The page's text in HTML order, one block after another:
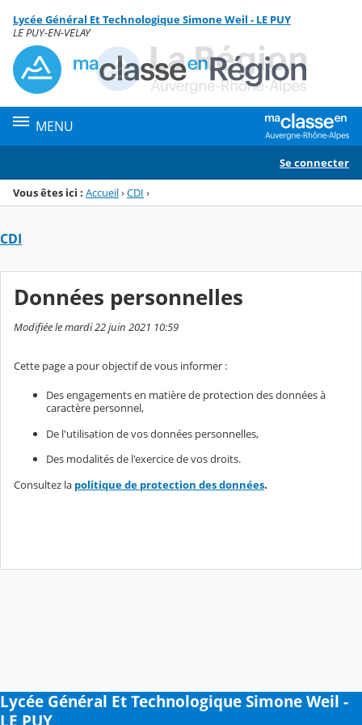
Menu de la rubrique
Contenu
Lycée Général Et Technologique Simone Weil - LE PUY
LE PUY-EN-VELAY
MENU
Se connecter
Vous êtes ici : Accueil›CDI ›
CDI
Données personnelles
Modifiée le mardi 22 juin 2021 10:59
Cette page a pour objectif de vous informer :
Des engagements en matière de protection des données à
caractère personnel,
De l'utilisation de vos données personnelles,
Des modalités de l'exercice de vos droits.
Consultez la politique de protection des données.
Lycée Général Et Technologique Simone Weil -
LE PUY